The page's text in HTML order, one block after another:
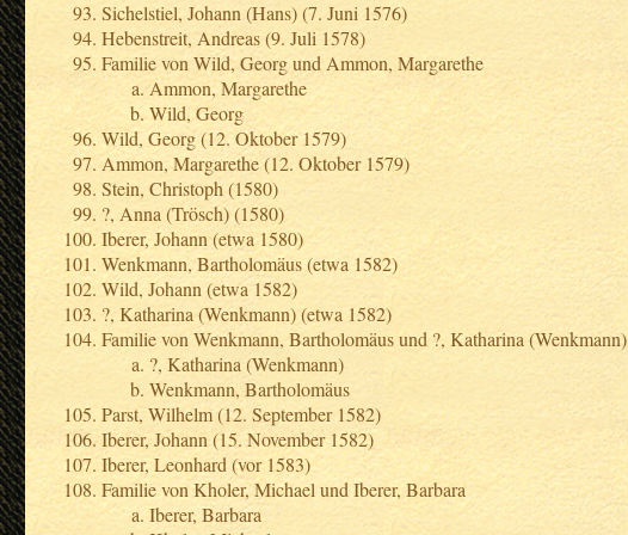
Sichelstiel, Johann (Hans) (7. Juni 1576)
Hebenstreit, Andreas (9. Juli 1578)
Familie von Wild, Georg und Ammon, Margarethe
Ammon, Margarethe
Wild, Georg
Wild, Georg (12. Oktober 1579)
Ammon, Margarethe (12. Oktober 1579)
Stein, Christoph (1580)
?, Anna (Trösch) (1580)
Iberer, Johann (etwa 1580)
Wenkmann, Bartholomäus (etwa 1582)
Wild, Johann (etwa 1582)
?, Katharina (Wenkmann) (etwa 1582)
Familie von Wenkmann, Bartholomäus und ?, Katharina (Wenkmann)
?, Katharina (Wenkmann)
Wenkmann, Bartholomäus
Parst, Wilhelm (12. September 1582)
Iberer, Johann (15. November 1582)
Iberer, Leonhard (vor 1583)
Familie von Kholer, Michael und Iberer, Barbara
Iberer, Barbara